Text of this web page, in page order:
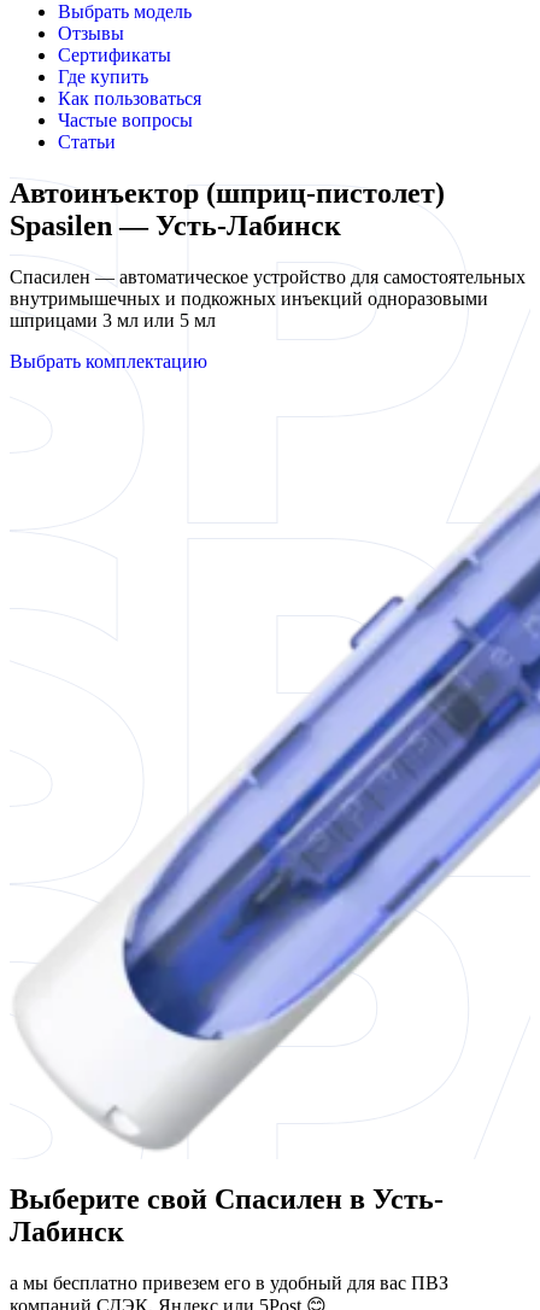
Выбрать модель
Отзывы
Сертификаты
Где купить
Как пользоваться
Частые вопросы
Статьи
Автоинъектор (шприц-пистолет)
Spasilen — Усть-Лабинск
Спасилен — автоматическое устройство для самостоятельных
внутримышечных и подкожных инъекций одноразовыми
шприцами 3 мл или 5 мл
Выбрать комплектацию
Выберите свой Спасилен в Усть-
Лабинск
а мы бесплатно привезем его в удобный для вас ПВЗ
компаний СДЭК, Яндекс или 5Post 😊